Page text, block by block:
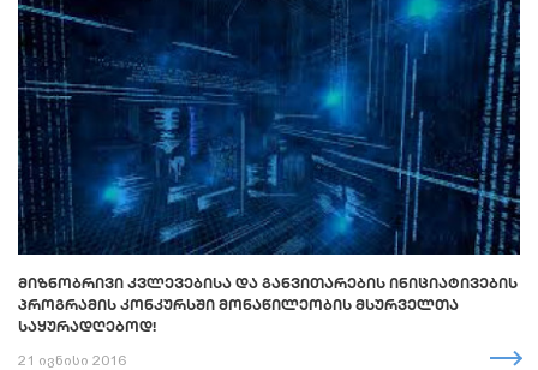
ᲛᲘᲖᲜᲝᲑᲠᲘᲕᲘ ᲙᲕᲚᲔᲕᲔᲑᲘᲡᲐ ᲓᲐ ᲒᲐᲜᲕᲘᲗᲐᲠᲔᲑᲘᲡ ᲘᲜᲘᲪᲘᲐᲢᲘᲕᲔᲑᲘᲡ
ᲞᲠᲝᲒᲠᲐᲛᲘᲡ ᲙᲝᲜᲙᲣᲠᲡᲨᲘ ᲛᲝᲜᲐᲬᲘᲚᲔᲝᲑᲘᲡ ᲛᲡᲣᲠᲕᲔᲚᲗᲐ
ᲡᲐᲧᲣᲠᲐᲓᲦᲔᲑᲝᲓ!
21 ივნისი 2016